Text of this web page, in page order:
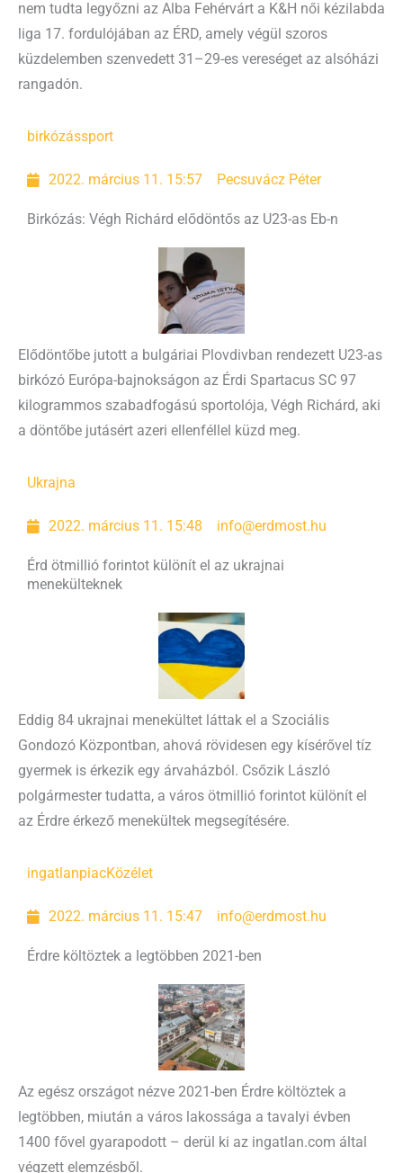
nem tudta legyőzni az Alba Fehérvárt a K&H női kézilabda
liga 17. fordulójában az ÉRD, amely végül szoros
küzdelemben szenvedett 31–29-es vereséget az alsóházi
rangadón.
birkózássport
2022. március 11. 15:57 Pecsuvácz Péter
Birkózás: Végh Richárd elődöntős az U23-as Eb-n
Elődöntőbe jutott a bulgáriai Plovdivban rendezett U23-as
birkózó Európa-bajnokságon az Érdi Spartacus SC 97
kilogrammos szabadfogású sportolója, Végh Richárd, aki
a döntőbe jutásért azeri ellenféllel küzd meg.
Ukrajna
2022. március 11. 15:48 info@erdmost.hu
Érd ötmillió forintot különít el az ukrajnai
menekülteknek
Eddig 84 ukrajnai menekültet láttak el a Szociális
Gondozó Központban, ahová rövidesen egy kísérővel tíz
gyermek is érkezik egy árvaházból. Csőzik László
polgármester tudatta, a város ötmillió forintot különít el
az Érdre érkező menekültek megsegítésére.
ingatlanpiacKözélet
2022. március 11. 15:47 info@erdmost.hu
Érdre költöztek a legtöbben 2021-ben
Az egész országot nézve 2021-ben Érdre költöztek a
legtöbben, miután a város lakossága a tavalyi évben
1400 fővel gyarapodott – derül ki az ingatlan.com által
végzett elemzésből.